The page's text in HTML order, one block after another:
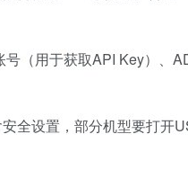
号（用于获取API Key）、
全设置，部分机型要打开